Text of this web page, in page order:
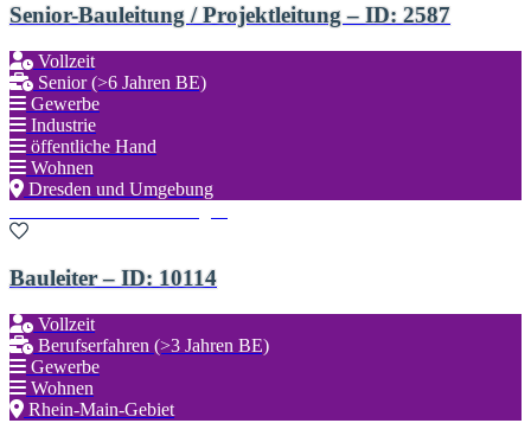
Senior-Bauleitung / Projektleitung – ID: 2587
Vollzeit
Senior (>6 Jahren BE)
Gewerbe
Industrie
öffentliche Hand
Wohnen
Dresden und Umgebung
Bauleiter – ID: 10114
Vollzeit
Berufserfahren (>3 Jahren BE)
Gewerbe
Wohnen
Rhein-Main-Gebiet